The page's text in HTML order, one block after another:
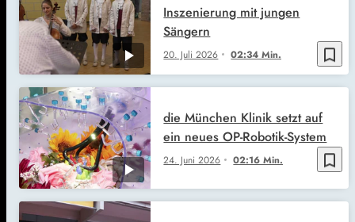
bookmark_border
20. Juli 2026 02:34 Min.
Inszenierung mit jungen
Sängern
bookmark_border
24. Juni 2026 02:16 Min.
die München Klinik setzt auf
ein neues OP-Robotik-System